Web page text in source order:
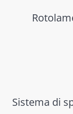
Sistema di